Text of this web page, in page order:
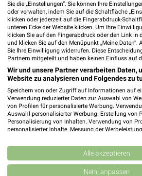
61,38 km • Angebote: 1
KiK Fürstenwalde Innenstadt
Juri Gagarin Straße 43
15517 Fürstenwalde
Heute 09:00 - 20:00 Uhr |
48,19 km • Angebote: 1
KiK Müncheberg
Ernst-Thälmann-Straße 20 a
15374 Müncheberg
Heute 09:00 - 19:00 Uhr |
50,31 km • Angebote: 1
Sie die „Einstellungen“. Sie können Ihre
oder verwalten, indem Sie auf die Schaltfläche
klicken oder jederzeit auf die Fingerabdruck-
unteren Ecke der Website klicken. Um Ihre
klicken Sie auf den Fingerabdruck oder den Link in
und klicken Sie auf den Menüpunkt „Meine Daten“.
Sie Ihre Einwilligung widerrufen. Diese
Partnern mitgeteilt und haben keinen Einfluss auf
Wir und unsere Partner verarbeiten Daten,
Website zu analysieren und Folgendes zu
Speichern von oder Zugriff auf Informationen auf
Verwendung reduzierter Daten zur Auswahl von
von Profilen für personalisierte Werbung.
Auswahl personalisierter Werbung. Erstellung von
Personalisierung von Inhalten. Verwendung von
personalisierter Inhalte. Messung der
Kombinationen von Daten aus verschiedenen
Verbesserung der Angebote. Verwendung
von Inhalten.
Daten können außerhalb der Europäischen Union
Alle akzeptieren
Nein, anpassen